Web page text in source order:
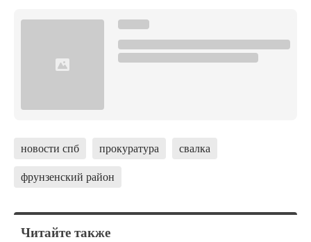
новости спб прокуратура
свалка
фрунзенский район
Читайте также